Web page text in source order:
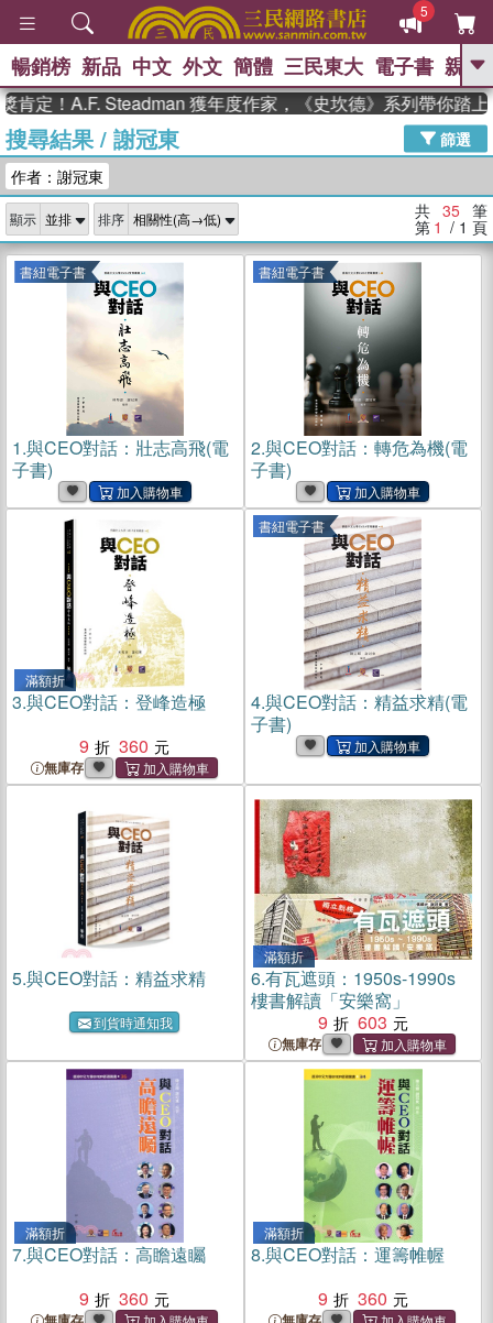
5
GO
高希均教授回憶錄
、 The Odyssey 、 父親節 、 如果歷
獎 臺灣漫遊錄 、 方念華 、 台灣的李
登輝時代
數學女孩：黎曼猜想 、
偉大的迷走神經
暢銷榜 新品 中文 外文 簡體 三民東大 電子書 親子
A.F. Steadman 獲年度作家，《史坎德》系列帶你踏上熱血
搜尋結果/ 謝冠東
篩選
作者：謝冠東
顯示 排序 共 35 筆
第 1 / 1 頁
書紐電子書
1.與CEO對話：壯志高飛(電
子書)
書紐電子書
2.與CEO對話：轉危為機(電
子書)
滿額折
3.與CEO對話：登峰造極
9
360
無庫存
書紐電子書
4.與CEO對話：精益求精(電
子書)
5.與CEO對話：精益求精
到貨時通知我
滿額折
6.有瓦遮頭：1950s-1990s
樓書解讀「安樂窩」
9
603
無庫存
滿額折
7.與CEO對話：高瞻遠矚
9
360
滿額折
8.與CEO對話：運籌帷幄
9
360